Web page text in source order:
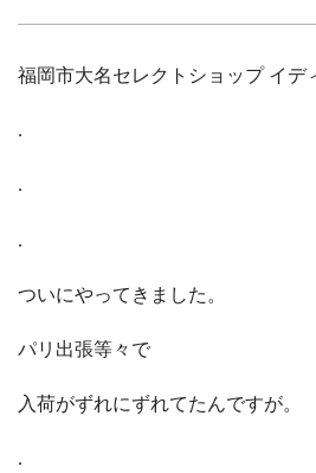
福岡市大名セレクトショップ イデ
.
.
.
ついにやってきました。
パリ出張等々で
入荷がずれにずれてたんですが。
.